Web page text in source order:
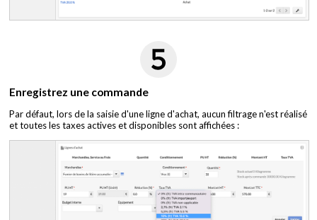
Enregistrez une commande
Par défaut, lors de la saisie d'une ligne d'achat, aucun filtrage n'est réalisé
et toutes les taxes actives et disponibles sont affichées :